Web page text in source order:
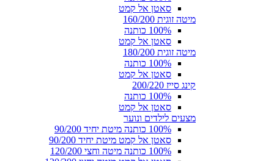
סאטן אל קמט
מיטה זוגית 160/200
100% כותנה
סאטן אל קמט
מיטה זוגית 180/200
100% כותנה
סאטן אל קמט
קינג סייז 200/220
100% כותנה
סאטן אל קמט
מצעים לילדים ונוער
100% כותנה מיטת יחיד 90/200
סאטן אל קמט מיטת יחיד 90/200
100% כותנה מיטה וחצי 120/200